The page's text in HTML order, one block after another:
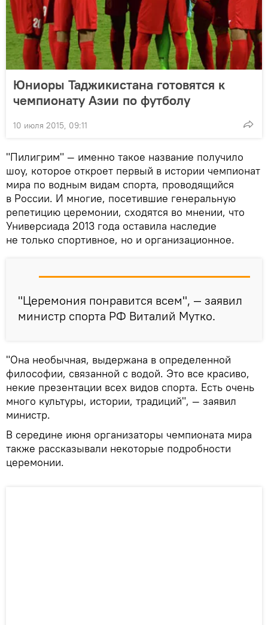
Юниоры Таджикистана готовятся к
чемпионату Азии по футболу
10 июля 2015, 09:11
"Пилигрим" — именно такое название получило
шоу, которое откроет первый в истории чемпионат
мира по водным видам спорта, проводящийся
в России. И многие, посетившие генеральную
репетицию церемонии, сходятся во мнении, что
Универсиада 2013 года оставила наследие
не только спортивное, но и организационное.
"Церемония понравится всем", — заявил
министр спорта РФ Виталий Мутко.
"Она необычная, выдержана в определенной
философии, связанной с водой. Это все красиво,
некие презентации всех видов спорта. Есть очень
много культуры, истории, традиций", — заявил
министр.
В середине июня организаторы чемпионата мира
также рассказывали некоторые подробности
церемонии.